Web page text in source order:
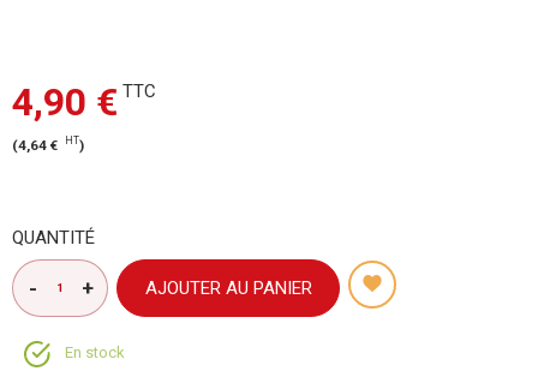
4,90 € TTC
(4,64 € HT)
QUANTITÉ
AJOUTER AU PANIER
En stock